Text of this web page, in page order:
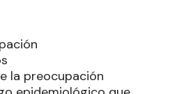
la preocupación